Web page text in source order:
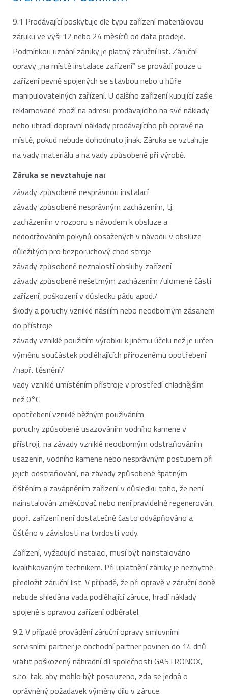
9.1 Prodávající poskytuje dle typu zařízení materiálovou
záruku ve výši 12 nebo 24 měsíců od data prodeje.
Podmínkou uznání záruky je platný záruční list. Záruční
opravy „na místě instalace zařízení“ se provádí pouze u
zařízení pevně spojených se stavbou nebo u hůře
manipulovatelných zařízení. U dalšího zařízení kupující zašle
reklamované zboží na adresu prodávajícího na své náklady
nebo uhradí dopravní náklady prodávajícího při opravě na
místě, pokud nebude dohodnuto jinak. Záruka se vztahuje
na vady materiálu a na vady způsobené při výrobě.
Záruka se nevztahuje na:
závady způsobené nesprávnou instalací
závady způsobené nesprávným zacházením, tj.
zacházením v rozporu s návodem k obsluze a
nedodržováním pokynů obsažených v návodu v obsluze
důležitých pro bezporuchový chod stroje
závady způsobené neznalostí obsluhy zařízení
závady způsobené nešetrným zacházením /ulomené části
zařízení, poškození v důsledku pádu apod./
škody a poruchy vzniklé násilím nebo neodborným zásahem
do přístroje
závady vzniklé použitím výrobku k jinému účelu než je určen
výměnu součástek podléhajících přirozenému opotřebení
/např. těsnění/
vady vzniklé umístěním přístroje v prostředí chladnějším
než 0°C
opotřebení vzniklé běžným používáním
poruchy způsobené usazováním vodního kamene v
přístroji, na závady vzniklé neodborným odstraňováním
usazenin, vodního kamene nebo nesprávným postupem při
jejich odstraňování, na závady způsobené špatným
čištěním a zavápněním zařízení v důsledku toho, že není
nainstalován změkčovač nebo není pravidelně regenerován,
popř. zařízení není dostatečně často odvápňováno a
čištěno v závislosti na tvrdosti vody.
Zařízení, vyžadující instalaci, musí být nainstalováno
kvalifikovaným technikem. Při uplatnění záruky je nezbytné
předložit záruční list. V případě, že při opravě v záruční době
nebude shledána vada podléhající záruce, hradí náklady
spojené s opravou zařízení odběratel.
9.2 V případě provádění záruční opravy smluvními
servisními partner je obchodní partner povinen do 14 dnů
vrátit poškozený náhradní díl společnosti GASTRONOX,
s.r.o. tak, aby mohlo být posouzeno, zda se jedná o
oprávněný požadavek výměny dílu v záruce.